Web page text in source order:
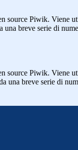
source Piwik.
breve serie di
source Piwik.
una breve serie di